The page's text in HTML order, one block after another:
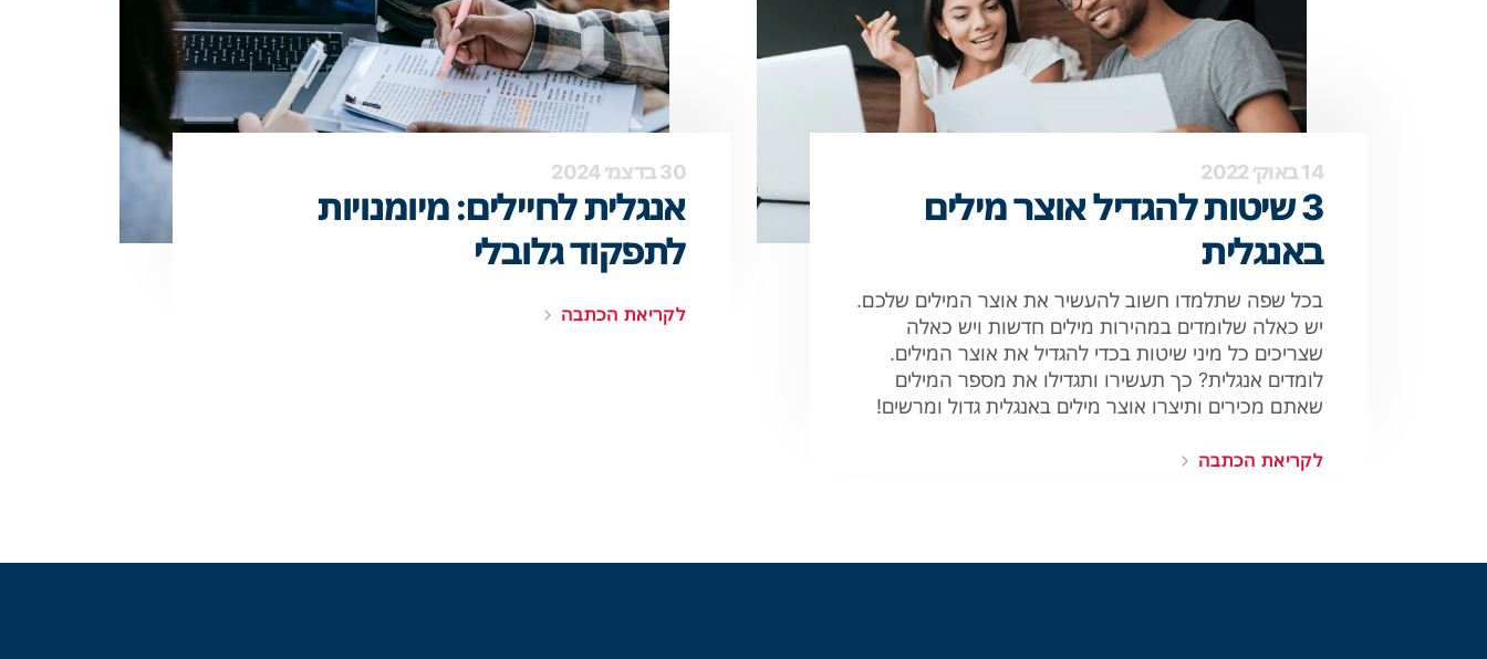
14 באוק׳ 2022
3 שיטות להגדיל אוצר מילים
באנגלית
בכל שפה שתלמדו חשוב להעשיר את אוצר המילים שלכם.
יש כאלה שלומדים במהירות מילים חדשות ויש כאלה
שצריכים כל מיני שיטות בכדי להגדיל את אוצר המילים.
לומדים אנגלית? כך תעשירו ותגדילו את מספר המילים
שאתם מכירים ותיצרו אוצר מילים באנגלית גדול ומרשים!
לקריאת הכתבה
30 בדצמ׳ 2024
אנגלית לחיילים: מיומנויות
לתפקוד גלובלי
לקריאת הכתבה